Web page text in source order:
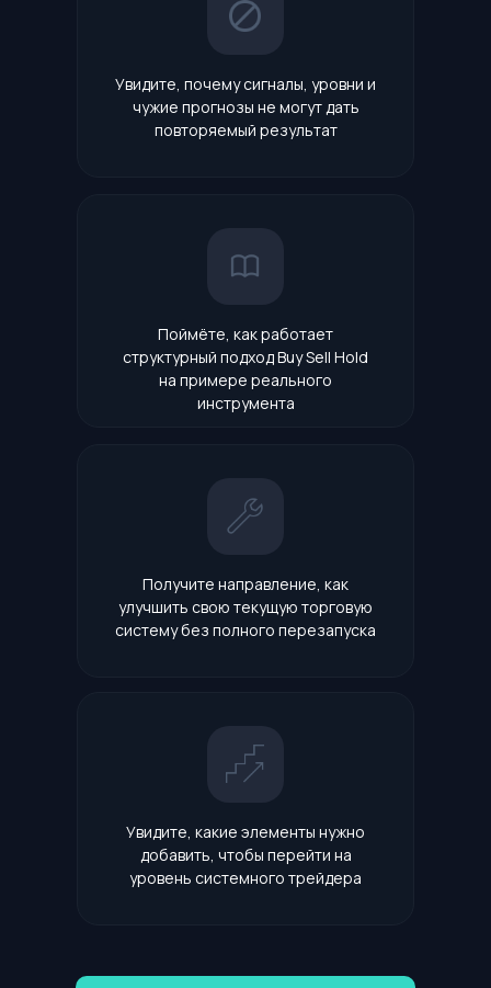
Увидите, почему сигналы, уровни и
чужие прогнозы не могут дать
повторяемый результат
Поймёте, как работает
структурный подход Buy Sell Hold
на примере реального
инструмента
Увидите, какие элементы нужно
добавить, чтобы перейти на
уровень системного трейдера
Получите направление, как
улучшить свою текущую торговую
систему без полного перезапуска